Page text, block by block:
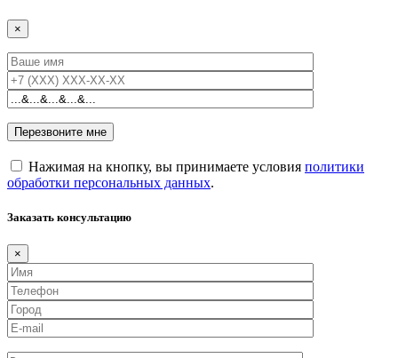
×
Нажимая на кнопку, вы принимаете условия политики
обработки персональных данных.
Заказать консультацию
×